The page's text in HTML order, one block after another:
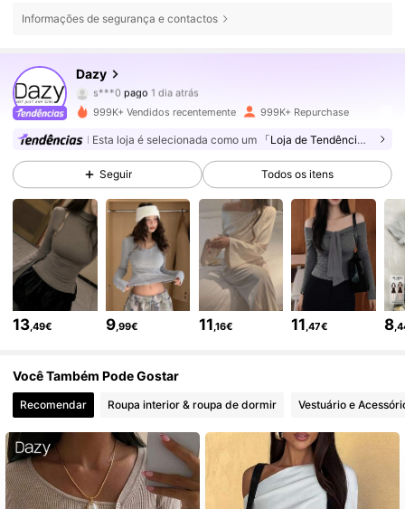
Informações de segurança e contactos
Dazy
s***0
r***9seguiu 3 horas atrás
4,86 6.6M Seguidores
4,86 6.6M Seguidores
4,86 6.6M Seguidores
4,86 6.6M Seguidores
4,86 6.6M Seguidores
4,86 6.6M Seguidores
999K+ Vendidos recentemente 999K+ Repurchase
Esta loja é selecionada como um 「Loja de Tendências」
Seguir Todos os itens
13,49€ 9,99€ 11,16€ 11,47€ 8
Você Também Pode Gostar
Recomendar Roupa interior & roupa de dormir Vestuário e